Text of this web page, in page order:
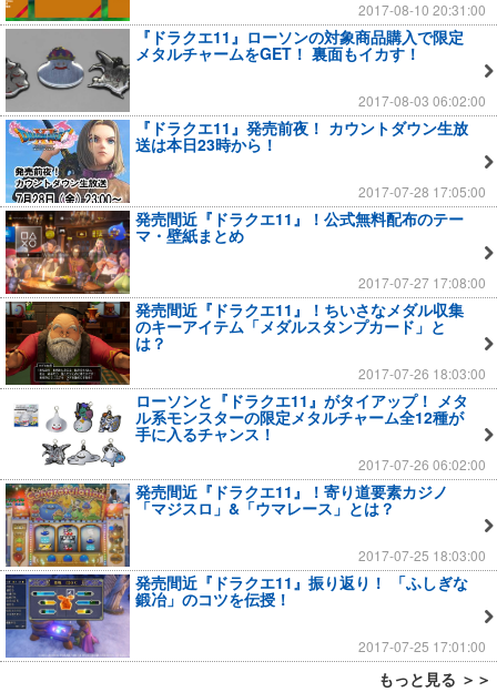
2017-08-10 20:31:00
『ドラクエ11』ローソンの対象商品購入で限定
メタルチャームをGET！ 裏面もイカす！
2017-08-03 06:02:00
『ドラクエ11』発売前夜！ カウントダウン生放
送は本日23時から！
2017-07-28 17:05:00
発売間近『ドラクエ11』！公式無料配布のテー
マ・壁紙まとめ
2017-07-27 17:08:00
発売間近『ドラクエ11』！ちいさなメダル収集
のキーアイテム「メダルスタンプカード」と
は？
2017-07-26 18:03:00
ローソンと『ドラクエ11』がタイアップ！ メタ
ル系モンスターの限定メタルチャーム全12種が
手に入るチャンス！
2017-07-26 06:02:00
発売間近『ドラクエ11』！寄り道要素カジノ
「マジスロ」&「ウマレース」とは？
2017-07-25 18:03:00
発売間近『ドラクエ11』振り返り！ 「ふしぎな
鍛冶」のコツを伝授！
2017-07-25 17:01:00
もっと見る ＞＞